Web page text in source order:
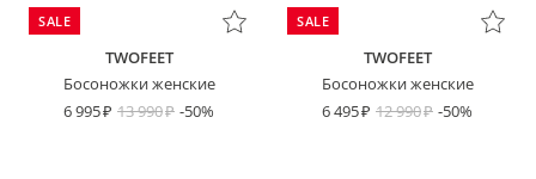
SALE
TWOFEET
Босоножки женские
6 995
13 990 -50%
SALE
TWOFEET
Босоножки женские
6 495
12 990 -50%